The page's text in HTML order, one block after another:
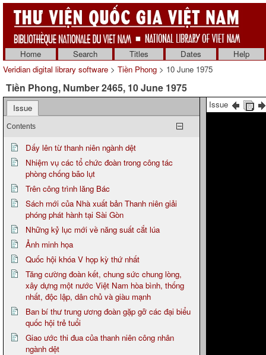
Home Search Titles Dates
Help
Veridian digital library software > Tiền Phong > 10 June 1975
Tiền Phong, Number 2465, 10 June 1975
Issue
Contents
Dấy lên từ thanh niên ngành dệt
Nhiệm vụ các tổ chức đoàn trong công tác
phòng chống bão lụt
Trên công trình lăng Bác
Sách mới của Nhà xuất bản Thanh niên giải
phóng phát hành tại Sài Gòn
Những kỷ lục mới về năng suất cắt lúa
Ảnh minh họa
Quốc hội khóa V họp kỳ thứ nhất
Tăng cường đoàn kết, chung sức chung lòng,
xây dựng một nước Việt Nam hòa bình, thống
nhất, độc lập, dân chủ và giàu mạnh
Ban bí thư trung ương đoàn gặp gỡ các đại biểu
quốc hội trẻ tuổi
Giao ước thi đua của thanh niên công nhân
ngành dệt
Issue